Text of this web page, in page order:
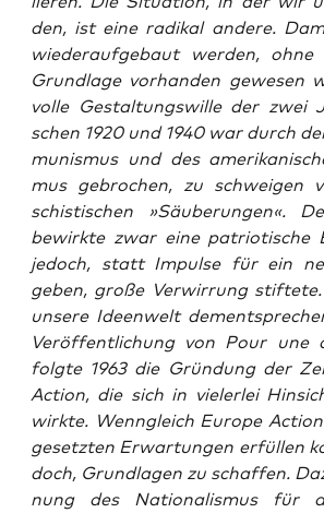
den, ist eine radi­kal ande­re.
wie­der­auf­ge­baut wer­den, ohne
Grund­la­ge vor­han­den
vol­le Gestal­tungs­wil­le der zwei
schen 1920 und 1940 war durch
mu­nis­mus und des
mus gebro­chen, zu
schis­ti­schen »Säu­be­run­gen«.
bewirk­te zwar eine patrio­ti­sche
jedoch, statt Impul­se für ein
geben, gro­ße Ver­wir­rung
unse­re Ideen­welt
Ver­öf­fent­li­chung von Pour une
folg­te 1963 die Grün­dung der
Action, die sich in vie­ler­lei
wirk­te. Wenn­gleich Euro­pe Action
gesetz­ten Erwar­tun­gen erfül­len
doch, Grund­la­gen zu schaf­fen.
nung des Natio­na­lis­mus für